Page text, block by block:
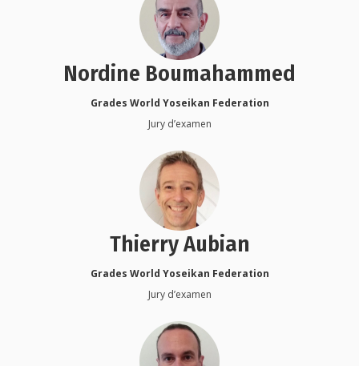
Nordine Boumahammed
Grades World Yoseikan Federation
Jury d’examen
Thierry Aubian
Grades World Yoseikan Federation
Jury d’examen